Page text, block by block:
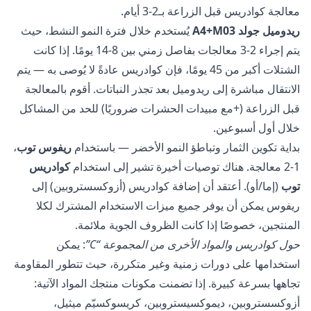
معالجة كوادريس قبل الزراعة بـ2-3 أيام.
ريدوميل جولد А4+М03
يُستخدم خلال فترة النمو النشط، حيث
يتم إجراء 2-3 معالجات بفاصل زمني بين 8-14 يومًا. إذا كانت
الشتلات أكبر من 45 يومًا، فإن كوادريس عادةً لا يُوصى به — يتم
الانتقال مباشرة إلى ريدوميل بعد تجذر النباتات. أقوم بالمعالجة
قبل الزراعة (+مع مبيدات الحشرات ضروريًا) للحد من المشاكل
خلال أول أسبوعين.
بداية تكوين الثمار وتباطؤ النمو الأخضر — باستخدام ريفوس توب،
1-2 معالجة. هناك توصيات أخيرة تشير إلى استخدام
كوادريس
توب (إما/أو). أعتقد أن إضافة كوادريس (أزوكسستروبين) إلى
ريفوس يمكن أن يوفر جميع ميزات الاستخدام المشترك لكلا
المنتجين، خصوصًا إذا كانت الظروف الجوية ملائمة.
حول كوادريس والمواد الأخرى من المجموعة “С”
: يمكن
استخدامها على دورات زمنية وغير متكررة، حيث تتطور المقاومة
تجاهها بسرعة كبيرة. إذا تضمنت مكونات منتجك المواد الآتية:
أزوكسستروبين، ديموكسيستروبين، كريسوكسيّم ميثيل،